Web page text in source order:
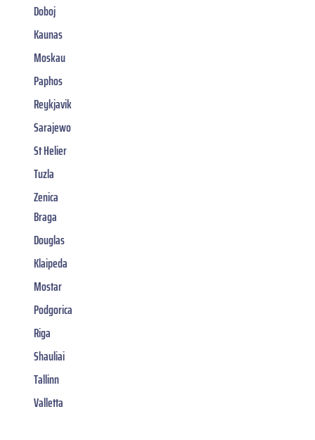
Doboj
Kaunas
Moskau
Paphos
Reykjavik
Sarajewo
St Helier
Tuzla
Zenica
Braga
Douglas
Klaipeda
Mostar
Podgorica
Riga
Shauliai
Tallinn
Valletta